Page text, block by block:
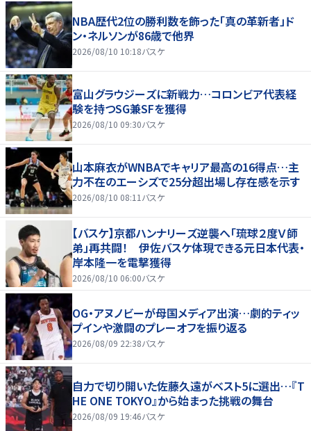
NBA歴代2位の勝利数を飾った「真の革新者」ド
ン・ネルソンが86歳で他界
2026/08/10 10:18バスケ
富山グラウジーズに新戦力…コロンビア代表経
験を持つSG兼SFを獲得
2026/08/10 09:30バスケ
山本麻衣がWNBAでキャリア最高の16得点…主
力不在のエーシズで25分超出場し存在感を示す
2026/08/10 08:11 バスケ
【バスケ】京都ハンナリーズ逆襲へ「琉球２度Ｖ師
弟」再共闘！ 伊佐バスケ体現できる元日本代表・
岸本隆一を電撃獲得
2026/08/10 06:00バスケ
OG・アヌノビーが母国メディア出演…劇的ティッ
プインや激闘のプレーオフを振り返る
2026/08/09 22:38バスケ
自力で切り開いた佐藤久遠がベスト5に選出…『T
HE ONE TOKYO』から始まった挑戦の舞台
2026/08/09 19:46バスケ